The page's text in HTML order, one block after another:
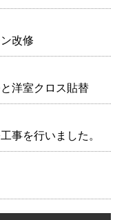
改修
洋室クロス貼替
事を行いました。